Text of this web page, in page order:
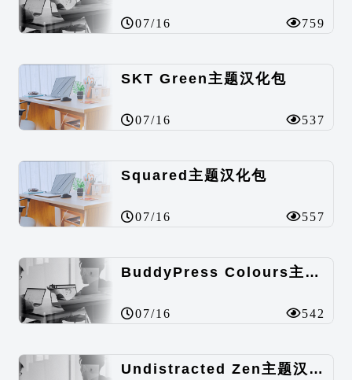
07/16 759
SKT Green主题汉化包
07/16 537
Squared主题汉化包
07/16 557
BuddyPress Colours主题汉化包
07/16 542
Undistracted Zen主题汉化包